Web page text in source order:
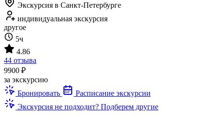
Экскурсия в Санкт-Петербурге
индивидуальная экскурсия
другое
5ч
4.86
44 отзыва
9900 ₽
за экскурсию
Бронировать
Расписание экскурсии
Экскурсия не подходит? Подберем другие